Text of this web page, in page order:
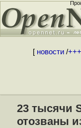
[ новости/+++
23 тысячи
отозваны